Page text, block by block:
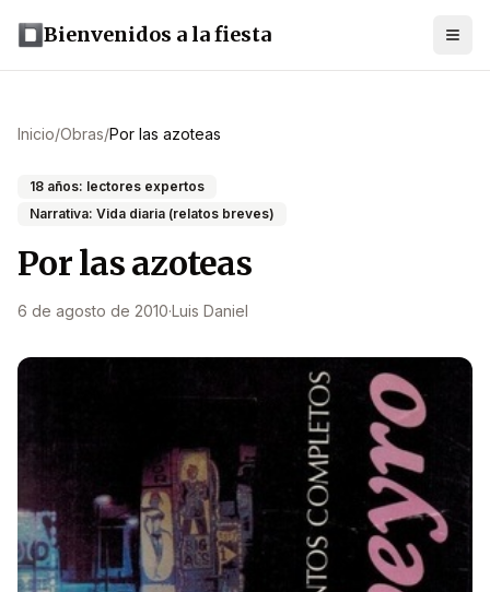
Bienvenidos a la fiesta
Inicio/Obras/Por las azoteas
18 años: lectores expertos
Narrativa: Vida diaria (relatos breves)
Por las azoteas
6 de agosto de 2010·Luis Daniel